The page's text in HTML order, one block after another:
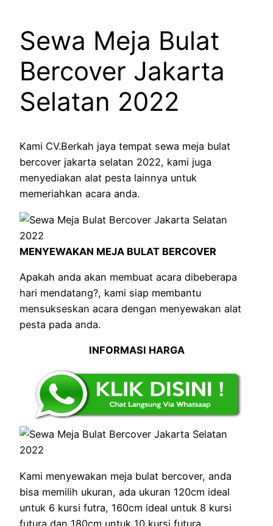
Sewa Meja Bulat
Bercover Jakarta
Selatan 2022
Kami CV.Berkah jaya tempat sewa meja bulat
bercover jakarta selatan 2022, kami juga
menyediakan alat pesta lainnya untuk
memeriahkan acara anda.
MENYEWAKAN MEJA BULAT BERCOVER
Apakah anda akan membuat acara dibeberapa
hari mendatang?, kami siap membantu
mensukseskan acara dengan menyewakan alat
pesta pada anda.
INFORMASI HARGA
Kami menyewakan meja bulat bercover, anda
bisa memilih ukuran, ada ukuran 120cm ideal
untuk 6 kursi futra, 160cm ideal untuk 8 kursi
futura dan 180cm untuk 10 kursi futura.